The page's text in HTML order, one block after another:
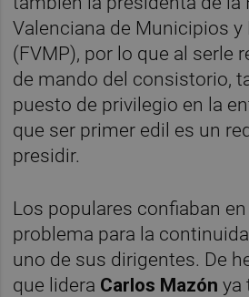
Valenciana de Municipios y
(FVMP), por lo que al serle
de mando del consistorio,
puesto de privilegio en la
que ser primer edil es un
presidir.
Los populares confiaban
problema para la
uno de sus dirigentes. De
que lidera Carlos Mazón ya